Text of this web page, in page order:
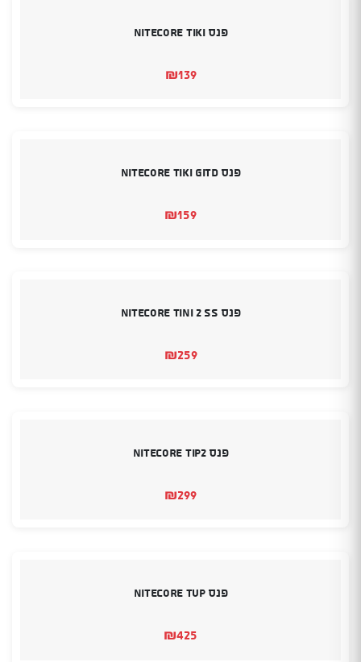
פנס Nitecore TIKI
₪139
פנס Nitecore TIKI GITD
₪159
פנס Nitecore TINI 2 SS
₪259
פנס Nitecore TIP2
₪299
פנס Nitecore TUP
₪425